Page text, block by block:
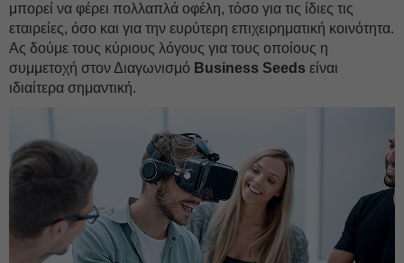
μπορεί να φέρει πολλαπλά οφέλη, τόσο για τις ίδιες τις
εταιρείες, όσο και για την ευρύτερη επιχειρηματική κοινότητα.
Ας δούμε τους κύριους λόγους για τους οποίους η
συμμετοχή στον Διαγωνισμό Business Seeds είναι
ιδιαίτερα σημαντική.